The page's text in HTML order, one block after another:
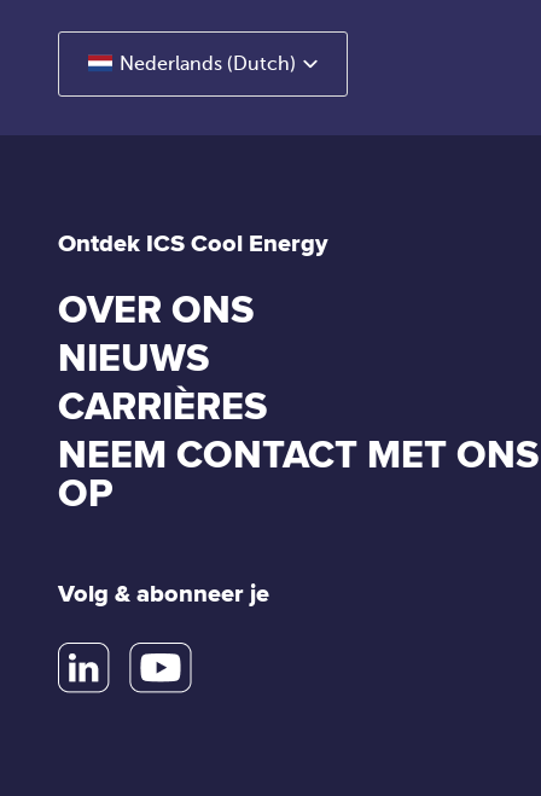
Nederlands (Dutch)
Ontdek ICS Cool Energy
OVER ONS
NIEUWS
CARRIÈRES
NEEM CONTACT MET ONS
OP
Volg & abonneer je